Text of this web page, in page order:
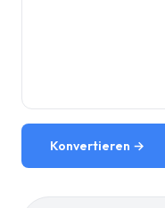
Konvertieren →